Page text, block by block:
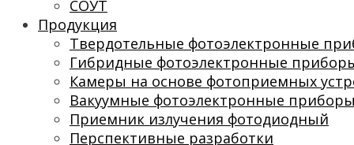
СОУТ
Продукция
Твердотельные фотоэлектронные
Гибридные фотоэлектронные
Камеры на основе фотоприемных
Вакуумные фотоэлектронные приборы
Приемник излучения фотодиодный
Перспективные разработки